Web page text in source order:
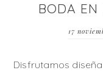
BODA EN
17
Disfrutamos